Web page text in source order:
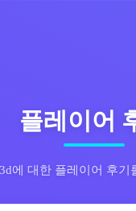
플레이어
에 대한 플레이어 후기